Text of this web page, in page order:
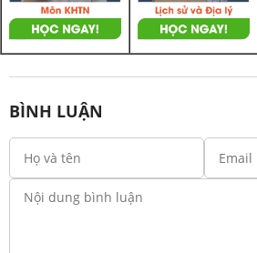
BÌNH LUẬN